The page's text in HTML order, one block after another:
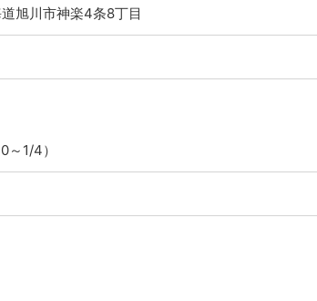
旭川市神楽4条8丁目
1/4）